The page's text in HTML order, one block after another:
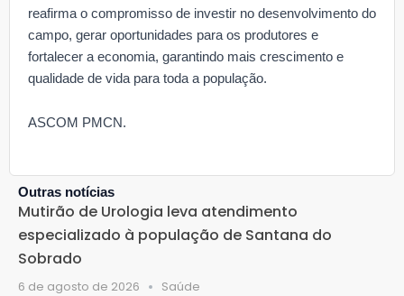
reafirma o compromisso de investir no desenvolvimento do
campo, gerar oportunidades para os produtores e
fortalecer a economia, garantindo mais crescimento e
qualidade de vida para toda a população.
ASCOM PMCN.
Outras notícias
Mutirão de Urologia leva atendimento
especializado à população de Santana do
Sobrado
6 de agosto de 2026 Saúde